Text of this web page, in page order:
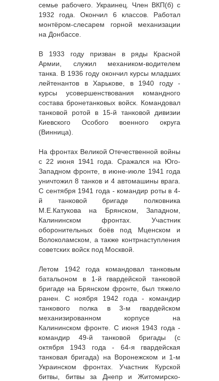
семье рабочего. Украинец. Член ВКП(б) с
1932 года. Окончил 6 классов. Работал
монтёром-слесарем горной механизации
на Донбассе.
В 1933 году призван в ряды Красной
Армии, служил механиком-водителем
танка. В 1936 году окончил курсы младших
лейтенантов в Харькове, в 1940 году -
курсы усовершенствования командного
состава бронетанковых войск. Командовал
танковой ротой в 15-й танковой дивизии
Киевского Особого военного округа
(Винница).
На фронтах Великой Отечественной войны
с 22 июня 1941 года. Сражался на Юго-
Западном фронте, в июне-июле 1941 года
уничтожил 8 танков и 4 автомашины врага.
С сентября 1941 года - командир роты в 4-
й танковой бригаде полковника
М.Е.Катукова на Брянском, Западном,
Калининском фронтах. Участник
оборонительных боёв под Мценском и
Волоколамском, а также контрнаступления
советских войск под Москвой.
Летом 1942 года командовал танковым
батальоном в 1-й гвардейской танковой
бригаде на Брянском фронте, был тяжело
ранен. С ноября 1942 года - командир
танкового полка в 3-м гвардейском
механизированном корпусе на
Калининском фронте. С июня 1943 года -
командир 49-й танковой бригады (с
октября 1943 года - 64-я гвардейская
танковая бригада) на Воронежском и 1-м
Украинском фронтах. Участник Курской
битвы, битвы за Днепр и Житомирско-